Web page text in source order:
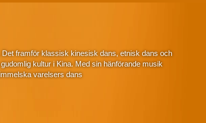
framför klassisk kinesisk dans, etnisk dans och
kultur i Kina. Med sin hänförande musik
varelsers dans